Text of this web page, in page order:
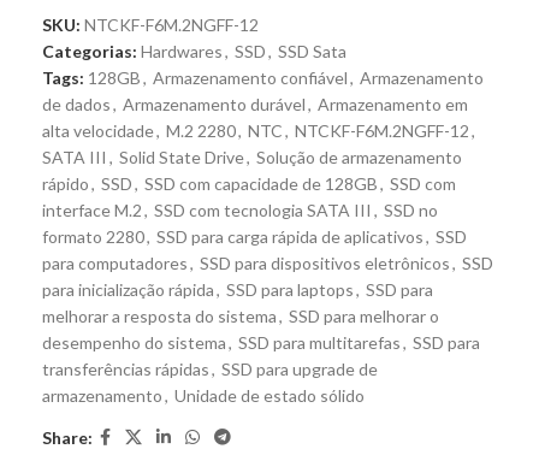
SKU: NTCKF-F6M.2NGFF-12
Categorias: Hardwares, SSD, SSD Sata
Tags: 128GB, Armazenamento confiável, Armazenamento
de dados, Armazenamento durável, Armazenamento em
alta velocidade, M.2 2280, NTC, NTCKF-F6M.2NGFF-12,
SATA III , Solid State Drive, Solução de armazenamento
rápido, SSD, SSD com capacidade de 128GB, SSD com
interface M.2, SSD com tecnologia SATA III , SSD no
formato 2280, SSD para carga rápida de aplicativos, SSD
para computadores, SSD para dispositivos eletrônicos, SSD
para inicialização rápida, SSD para laptops, SSD para
melhorar a resposta do sistema, SSD para melhorar o
desempenho do sistema, SSD para multitarefas, SSD para
transferências rápidas, SSD para upgrade de
armazenamento, Unidade de estado sólido
Share: